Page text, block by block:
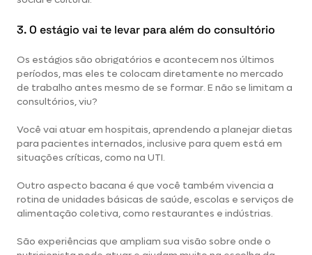
3. O estágio vai te levar para além do consultório
Os estágios são obrigatórios e acontecem nos últimos
períodos, mas eles te colocam diretamente no mercado
de trabalho antes mesmo de se formar. E não se limitam a
consultórios, viu?
Você vai atuar em hospitais, aprendendo a planejar dietas
para pacientes internados, inclusive para quem está em
situações críticas, como na UTI.
Outro aspecto bacana é que você também vivencia a
rotina de unidades básicas de saúde, escolas e serviços de
alimentação coletiva, como restaurantes e indústrias.
São experiências que ampliam sua visão sobre onde o